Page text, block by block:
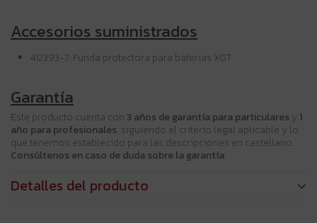
Accesorios suministrados
412393-7: Funda protectora para baterías XGT
Garantía
Este producto cuenta con 3 años de garantía para particulares y 1
año para profesionales, siguiendo el criterio legal aplicable y lo
que tenemos establecido para las descripciones en castellano.
Consúltenos en caso de duda sobre la garantía
Detalles del producto